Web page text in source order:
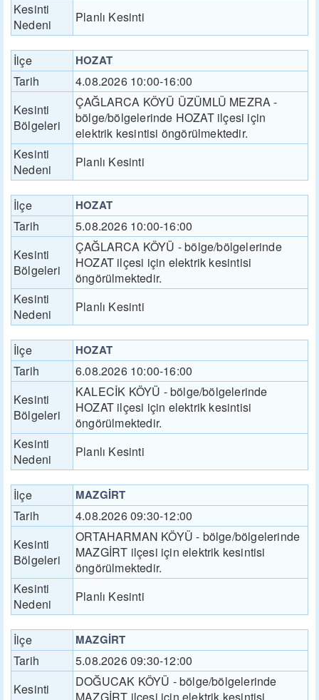
Kesinti
Nedeni
Planlı Kesinti
İlçe HOZAT
Tarih
4.08.2026 10:00-16:00
Kesinti
Bölgeleri
ÇAĞLARCA KÖYÜ ÜZÜMLÜ MEZRA -
bölge/bölgelerinde HOZAT ilçesi için
elektrik kesintisi öngörülmektedir.
Kesinti
Nedeni
Planlı Kesinti
İlçe HOZAT
Tarih
5.08.2026 10:00-16:00
Kesinti
Bölgeleri
ÇAĞLARCA KÖYÜ - bölge/bölgelerinde
HOZAT ilçesi için elektrik kesintisi
öngörülmektedir.
Kesinti
Nedeni
Planlı Kesinti
İlçe HOZAT
Tarih
6.08.2026 10:00-16:00
Kesinti
Bölgeleri
KALECİK KÖYÜ - bölge/bölgelerinde
HOZAT ilçesi için elektrik kesintisi
öngörülmektedir.
Kesinti
Nedeni
Planlı Kesinti
İlçe MAZGİRT
Tarih
4.08.2026 09:30-12:00
Kesinti
Bölgeleri
ORTAHARMAN KÖYÜ - bölge/bölgelerinde
MAZGİRT ilçesi için elektrik kesintisi
öngörülmektedir.
Kesinti
Nedeni
Planlı Kesinti
İlçe MAZGİRT
Tarih
5.08.2026 09:30-12:00
Kesinti
DOĞUCAK KÖYÜ - bölge/bölgelerinde